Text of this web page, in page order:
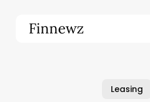
Finnewz
Leasing